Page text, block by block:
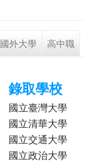
國外大學 高中職
錄取學校
國立臺灣大學
國立清華大學
國立交通大學
國立政治大學